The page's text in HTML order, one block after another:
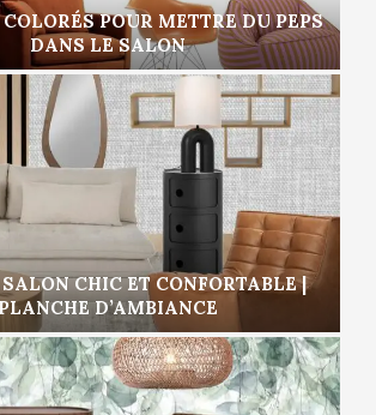
POUR METTRE DU PEPS
DANS LE SALON
CHIC ET CONFORTABLE |
D’AMBIANCE